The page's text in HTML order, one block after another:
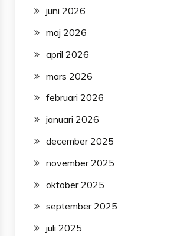
juni 2026
maj 2026
april 2026
mars 2026
februari 2026
januari 2026
december 2025
november 2025
oktober 2025
september 2025
juli 2025